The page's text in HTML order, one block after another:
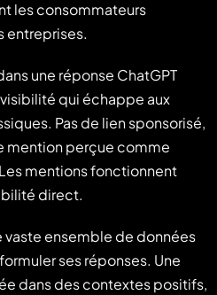
les consommateurs
entreprises.
une réponse ChatGPT
qui échappe aux
Pas de lien sponsorisé,
mention perçue comme
mentions fonctionnent
direct.
vaste ensemble de données
ses réponses. Une
dans des contextes positifs,